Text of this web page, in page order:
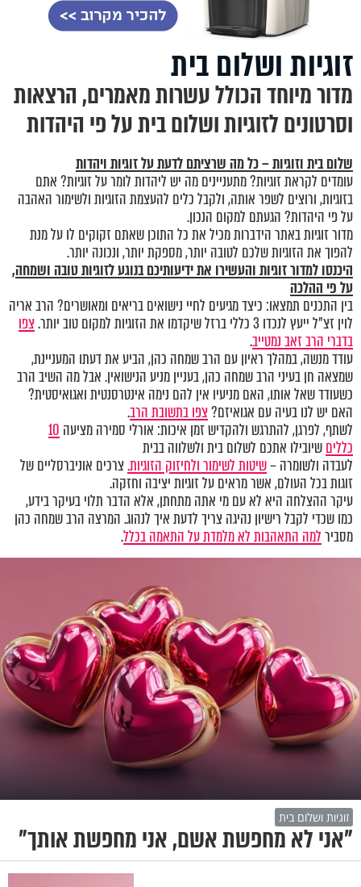
זוגיות ושלום בית
מדור מיוחד הכולל עשרות מאמרים, הרצאות
וסרטונים לזוגיות ושלום בית על פי היהדות
שלום בית וזוגיות – כל מה שרציתם לדעת על זוגיות ויהדות
עומדים לקראת זוגיות? מתעניינים מה יש ליהדות לומר על זוגיות? אתם
בזוגיות, ורוצים לשפר אותה, ולקבל כלים להעצמת הזוגיות ולשימור האהבה
על פי היהדות? הגעתם למקום הנכון.
מדור זוגיות באתר הידברות מכיל את כל התוכן שאתם זקוקים לו על מנת
להפוך את הזוגיות שלכם לטובה יותר, מספקת יותר, ונכונה יותר.
היכנסולמדור זוגיותוהעשירו את ידיעותיכם בנוגע לזוגיות טובה ושמחה,
על פי ההלכה
בין התכנים תמצאו: כיצד מגיעים לחיי נישואים בריאים ומאושרים? הרב אריה
לוין זצ"ל ייעץ לנכדו 3 כללי ברזל שיקדמו את הזוגיות למקום טוב יותר.
צפו
בדברי הרב זאב נמטייב.
עודד מנשה, במהלך ראיון עם הרב שמחה כהן, הביע את דעתו המעניינת,
שמצאה חן בעיני הרב שמחה כהן, בעניין מניע הנישואין. אבל מה השיב הרב
כשעודד שאל אותו, האם מניעיו אין להם נימה אינטרסנטית ואגואיסטית?
האם יש לנו בעיה עם אגואיזם?צפו בתשובת הרב.
לשתף, לפרגן, להתרגש ולהקדיש זמן איכות: אורלי סמירה מציעה 10
כלליםשיובילו אתכם לשלום בית ולשלווה בבית
לעבדה ולשומרה –שיטות לשימור ולחיזוק הזוגיות.צרכים אוניברסליים של
זוגות בכל העולם, אשר מראים על זוגיות יציבה וחזקה.
עיקר ההצלחה היא לא עם מי אתה מתחתן, אלא הדבר תלוי בעיקר בידע,
כמו שכדי לקבל רישיון נהיגה צריך לדעת איך לנהוג. המרצה הרב שמחה כהן
מסבירלמה התאהבות לא מלמדת על התאמה בכלל.
זוגיות ושלום בית
"אני לא מחפשת אשם, אני מחפשת אותך"